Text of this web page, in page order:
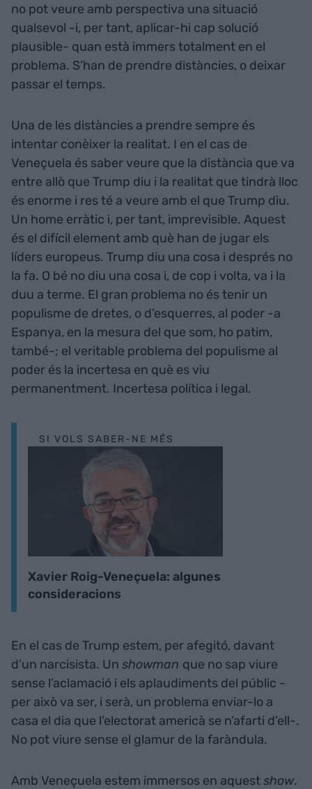
no pot veure amb perspectiva una situació
qualsevol -i, per tant, aplicar-hi cap solució
plausible- quan està immers totalment en el
problema. S’han de prendre distàncies, o deixar
passar el temps.
Una de les distàncies a prendre sempre és
intentar conèixer la realitat. I en el cas de
Veneçuela és saber veure que la distància que va
entre allò que Trump diu i la realitat que tindrà lloc
és enorme i res té a veure amb el que Trump diu.
Un home erràtic i, per tant, imprevisible. Aquest
és el difícil element amb què han de jugar els
líders europeus. Trump diu una cosa i després no
la fa. O bé no diu una cosa i, de cop i volta, va i la
duu a terme. El gran problema no és tenir un
populisme de dretes, o d’esquerres, al poder -a
Espanya, en la mesura del que som, ho patim,
també-; el veritable problema del populisme al
poder és la incertesa en què es viu
permanentment. Incertesa política i legal.
SI VOLS SABER-NE MÉS
Xavier Roig-Veneçuela: algunes
consideracions
En el cas de Trump estem, per afegitó, davant
d’un narcisista. Un showman que no sap viure
sense l’aclamació i els aplaudiments del públic -
per això va ser, i serà, un problema enviar-lo a
casa el dia que l’electorat americà se n’afarti d’ell-.
No pot viure sense el glamur de la faràndula.
Amb Veneçuela estem immersos en aquestshow.